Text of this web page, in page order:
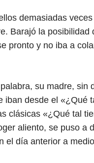
demasiadas
Barajó la
pronto y no iba a
su madre,
iban desde el «¿Qué
clásicas «¿Qué tal
aliento, se puso a
el día anterior a